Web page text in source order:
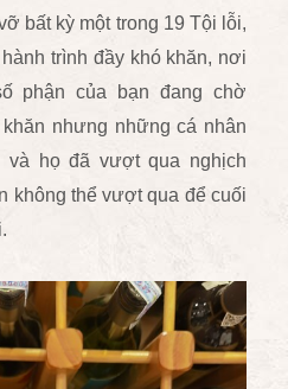
bất kỳ một trong 19 Tội lỗi,
trình đầy khó khăn, nơi
phận của bạn đang chờ
nhưng những cá nhân
và họ đã vượt qua nghịch
không thể vượt qua để cuối